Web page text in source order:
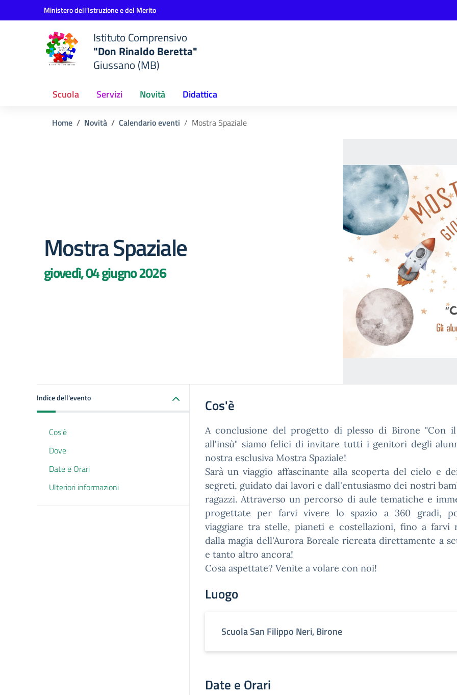
Vai ai contenuti
Vai al menu di navigazioneMinistero dell'Istruzione e del Merito
Istituto Comprensivo
"Don Rinaldo Beretta"
Giussano (MB)
Scuola Servizi Novità Didattica
Home Novità Calendario eventi Mostra Spaziale
Mostra Spaziale
giovedì, 04 giugno 2026
Indice dell'evento
Cos'è
Dove
Date e Orari
Ulteriori informazioni
Cos'è
A conclusione del progetto di plesso di Birone "Con il
all'insù" siamo felici di invitare tutti i genitori degli
nostra esclusiva Mostra Spaziale!
​Sarà un viaggio affascinante alla scoperta del cielo e
segreti, guidato dai lavori e dall'entusiasmo dei nostri
ragazzi. Attraverso un percorso di aule tematiche e
progettate per farvi vivere lo spazio a 360 gradi,
viaggiare tra stelle, pianeti e costellazioni, fino a farvi
dalla magia dell'Aurora Boreale ricreata direttamente a
e tanto altro ancora!
​Cosa aspettate? Venite a volare con noi!
Luogo
Scuola San Filippo Neri, Birone
Date e Orari